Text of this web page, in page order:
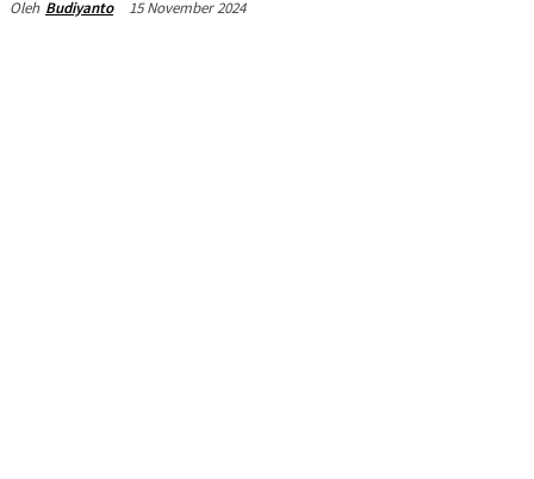
Oleh Budiyanto 15 November 2024